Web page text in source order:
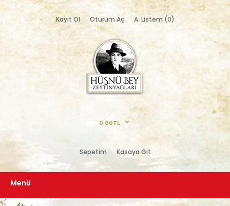
Kayıt Ol Oturum Aç A. Listem (0)
0,00TL
Sepetim Kasaya Git
Menü